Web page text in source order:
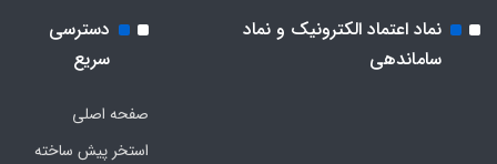
نماد اعتماد الکترونیک و نماد
ساماندهی
دسترسی
سریع
صفحه اصلی
استخر پیش ساخته